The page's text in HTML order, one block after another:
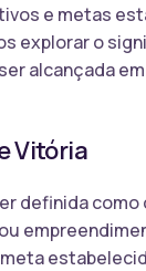
e metas
explorar o
alcançada
Vitória
definida